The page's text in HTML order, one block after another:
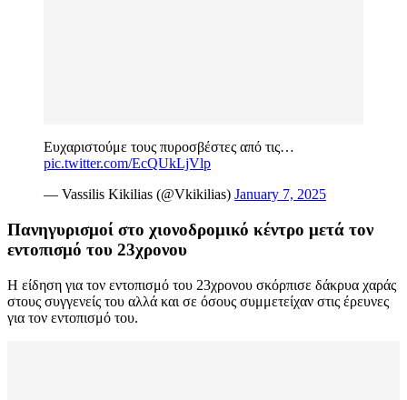
Ευχαριστούμε τους πυροσβέστες από τις…
pic.twitter.com/EcQUkLjVlp
— Vassilis Kikilias (@Vkikilias) January 7, 2025
Πανηγυρισμοί στο χιονοδρομικό κέντρο μετά τον
εντοπισμό του 23χρονου
Η είδηση για τον εντοπισμό του 23χρονου σκόρπισε δάκρυα χαράς
στους συγγενείς του αλλά και σε όσους συμμετείχαν στις έρευνες
για τον εντοπισμό του.